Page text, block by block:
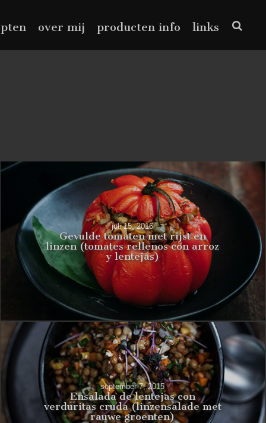
over mij producten info links
juli 15, 2016
Gevulde tomaten met rijst en
linzen (tomates rellenos con arroz
y lentejas)
september 7, 2015
Ensalada de lentejas con
verduritas cruda (linzensalade met
rauwe groenten)